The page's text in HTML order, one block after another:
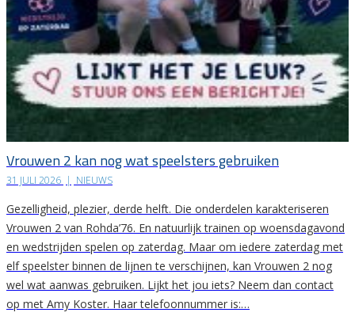
Vrouwen 2 kan nog wat speelsters gebruiken
31 JULI 2026 | NIEUWS
Gezelligheid, plezier, derde helft. Die onderdelen karakteriseren
Vrouwen 2 van Rohda’76. En natuurlijk trainen op woensdagavond
en wedstrijden spelen op zaterdag. Maar om iedere zaterdag met
elf speelster binnen de lijnen te verschijnen, kan Vrouwen 2 nog
wel wat aanwas gebruiken. Lijkt het jou iets? Neem dan contact
op met Amy Koster. Haar telefoonnummer is:…